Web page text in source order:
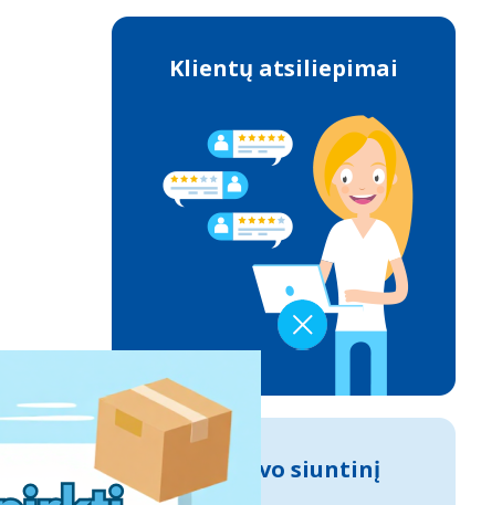
Klientų atsiliepimai
Sek savo siuntinį